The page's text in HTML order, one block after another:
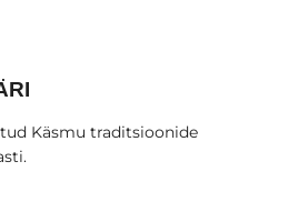
Käsmu traditsioonide